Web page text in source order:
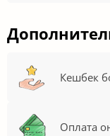
Кешбек
Оплата